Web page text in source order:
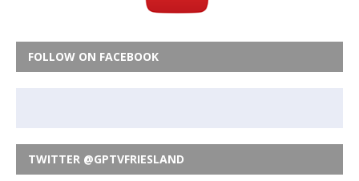
FOLLOW ON FACEBOOK
TWITTER @GPTVFRIESLAND